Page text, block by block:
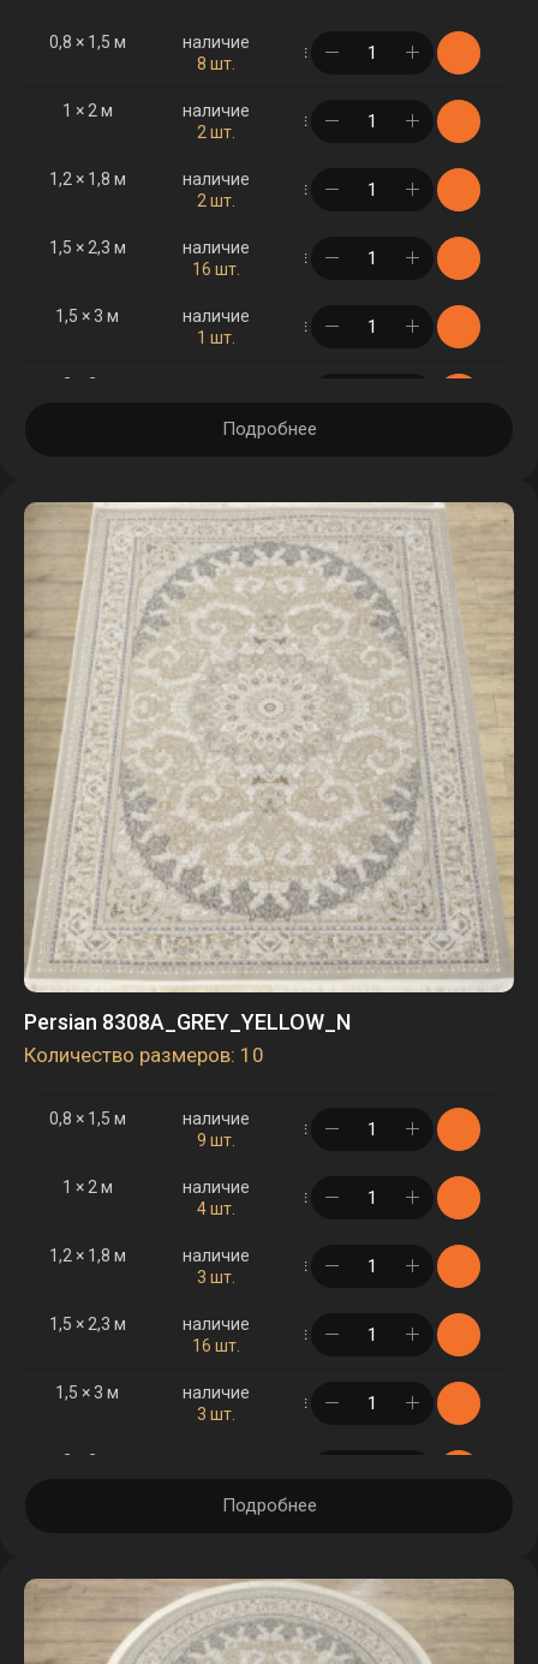
0,8 × 1,5 м
наличие
8 шт.
в корзине
1 × 2 м
наличие
2 шт.
в корзине
1,2 × 1,8 м
наличие
2 шт.
в корзине
1,5 × 2,3 м
наличие
16 шт.
в корзине
1,5 × 3 м
наличие
1 шт.
в корзине
2 × 3 м
2,5 × 3,5 м
наличие
3 шт.
в корзине
3 × 4 м
наличие
1 шт.
в корзине
Подробнее
Persian 8308A_GREY_YELLOW_N
Количество размеров: 10
0,8 × 1,5 м
наличие
9 шт.
в корзине
1 × 2 м
наличие
4 шт.
в корзине
1,2 × 1,8 м
наличие
3 шт.
в корзине
1,5 × 2,3 м
наличие
16 шт.
в корзине
1,5 × 3 м
наличие
3 шт.
в корзине
2 × 3 м
2,5 × 3,5 м
наличие
2 шт.
в корзине
Подробнее